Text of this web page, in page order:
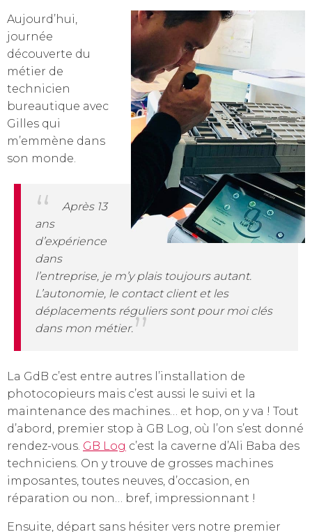
Aujourd’hui,
journée
découverte du
métier de
technicien
bureautique avec
Gilles qui
m’emmène dans
son monde.
Après 13
ans
d’expérience
dans
l’entreprise, je m’y plais toujours autant.
L’autonomie, le contact client et les
déplacements réguliers sont pour moi clés
dans mon métier.
La GdB c’est entre autres l’installation de
photocopieurs mais c’est aussi le suivi et la
maintenance des machines… et hop, on y va ! Tout
d’abord, premier stop à GB Log, où l’on s’est donné
rendez-vous. GB Log c’est la caverne d’Ali Baba des
techniciens. On y trouve de grosses machines
imposantes, toutes neuves, d’occasion, en
réparation ou non… bref, impressionnant !
Ensuite, départ sans hésiter vers notre premier